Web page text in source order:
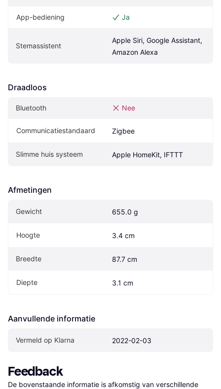
App-bediening Ja
Stemassistent
Apple Siri, Google Assistant,
Amazon Alexa
Draadloos
Bluetooth Nee
Communicatiestandaard Zigbee
Slimme huis systeem Apple HomeKit, IFTTT
Afmetingen
Gewicht 655.0 g
Hoogte 3.4 cm
Breedte 87.7 cm
Diepte 3.1 cm
Aanvullende informatie
Vermeld op Klarna 2022-02-03
Feedback
De bovenstaande informatie is afkomstig van verschillende